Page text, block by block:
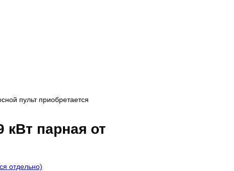
пульт приобретается
парная от